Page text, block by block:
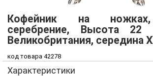
Кофейник на
серебрение, Высота 22
Великобритания, середина
код товара 42278
Характеристики